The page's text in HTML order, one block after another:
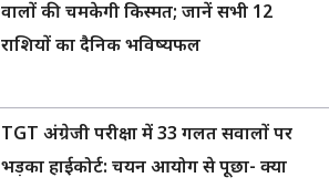
वालों की चमकेगी किस्मत; जानें सभी 12
राशियों का दैनिक भविष्यफल
TGT अंग्रेजी परीक्षा में 33 गलत सवालों पर
भड़का हाईकोर्ट: चयन आयोग से पूछा- क्या